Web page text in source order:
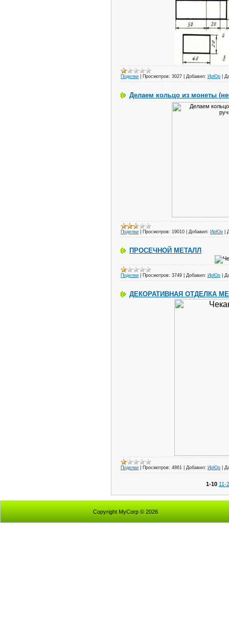
Поделки Просмотров: 3027 Добавил: ИрЮр
Делаем кольцо из монеты
Поделки Просмотров: 19010 Добавил: ИрЮр
ПРОСЕЧНОЙ МЕТАЛЛ
Поделки Просмотров: 3749 Добавил: ИрЮр
ДЕКОРАТИВНАЯ ОТДЕЛКА
Поделки Просмотров: 4861 Добавил: ИрЮр
1-10 11-
Copyright MyCorp © 2026